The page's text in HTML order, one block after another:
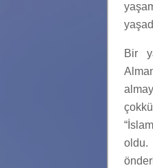
Bir
oldu.